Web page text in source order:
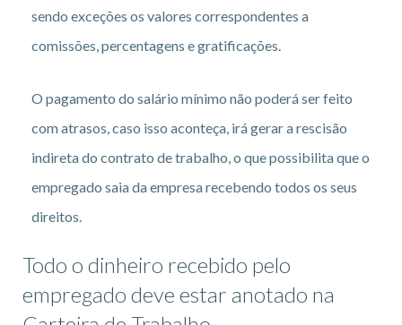
sendo exceções os valores correspondentes a
comissões, percentagens e gratificações.
O pagamento do salário mínimo não poderá ser feito
com atrasos, caso isso aconteça, irá gerar a rescisão
indireta do contrato de trabalho, o que possibilita que o
empregado saia da empresa recebendo todos os seus
direitos.
Todo o dinheiro recebido pelo
empregado deve estar anotado na